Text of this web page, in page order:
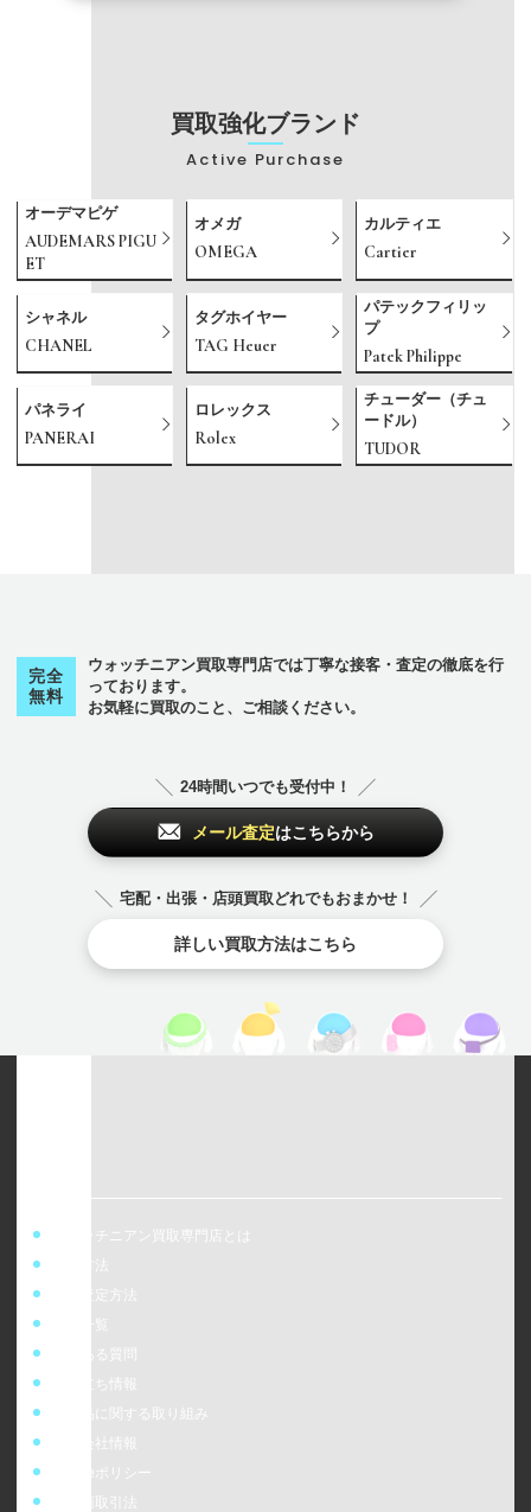
買取強化ブランド
Active Purchase
オーデマピゲ
AUDEMARS PIGU
ET
オメガ
OMEGA
カルティエ
Cartier
シャネル
CHANEL
タグホイヤー
TAG Heuer
パテックフィリッ
プ
Patek Philippe
パネライ
PANERAI
ロレックス
Rolex
チューダー（チュ
ードル）
TUDOR
完全
無料
ウォッチニアン買取専門店では丁寧な接客・査定の徹底を行
っております。
お気軽に買取のこと、ご相談ください。
24時間いつでも受付中！
メール査定はこちらから
宅配・出張・店頭買取どれでもおまかせ！
詳しい買取方法はこちら
ウォッチニアン買取専門店とは
買取方法
事前査定方法
店舗一覧
よくある質問
偽造品に関する取り組み
cookieポリシー
特定商取引法